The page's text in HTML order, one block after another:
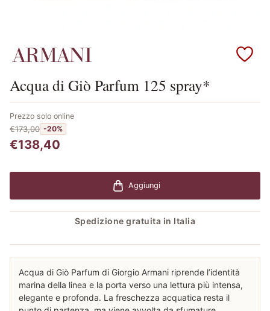
Scopri i prodotti Armani
Acqua di Giò Parfum 125 spray*
Prezzo solo online
€173,00 -20%
€138,40
Aggiungi
Spedizione gratuita in Italia
Acqua di Giò Parfum di Giorgio Armani riprende l’identità
marina della linea e la porta verso una lettura più intensa,
elegante e profonda. La freschezza acquatica resta il